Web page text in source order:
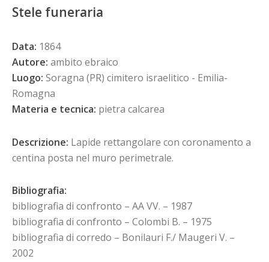
Stele funeraria
Data: 1864
Autore: ambito ebraico
Luogo: Soragna (PR) cimitero israelitico - Emilia-
Romagna
Materia e tecnica: pietra calcarea
Descrizione: Lapide rettangolare con coronamento a
centina posta nel muro perimetrale.
Bibliografia:
bibliografia di confronto – AA VV. – 1987
bibliografia di confronto – Colombi B. – 1975
bibliografia di corredo – Bonilauri F./ Maugeri V. –
2002